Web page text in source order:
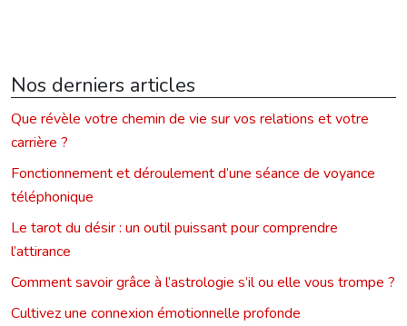
Nos derniers articles
Que révèle votre chemin de vie sur vos relations et votre
carrière ?
Fonctionnement et déroulement d’une séance de voyance
téléphonique
Le tarot du désir : un outil puissant pour comprendre
l’attirance
Comment savoir grâce à l’astrologie s’il ou elle vous trompe ?
Cultivez une connexion émotionnelle profonde